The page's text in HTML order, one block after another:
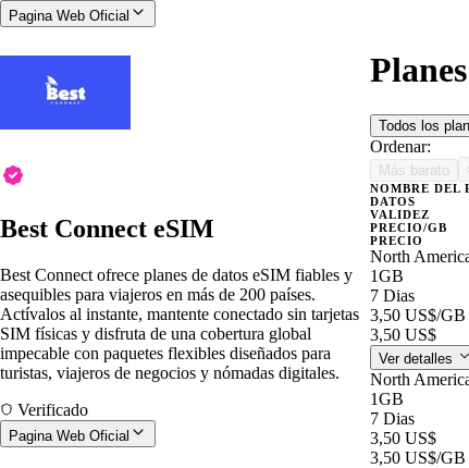
Pagina Web Oficial
Best Connect eSIM
Best Connect ofrece planes de datos eSIM fiables y
asequibles para viajeros en más de 200 países.
Actívalos al instante, mantente conectado sin tarjetas
SIM físicas y disfruta de una cobertura global
impecable con paquetes flexibles diseñados para
turistas, viajeros de negocios y nómadas digitales.
Verificado
Pagina Web Oficial
Todos los
Ordenar:
Más barato
NOMBRE DEL
DATOS
VALIDEZ
PRECIO/GB
PRECIO
North
1GB
7 Dias
3,50 US$/GB
3,50 US$
Ver detalles
North
1GB
7 Dias
3,50 US$
3,50 US$/GB